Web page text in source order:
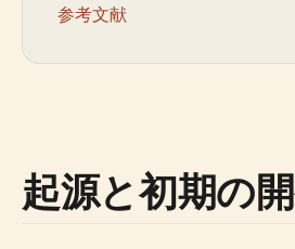
参考文献
起源と初期の